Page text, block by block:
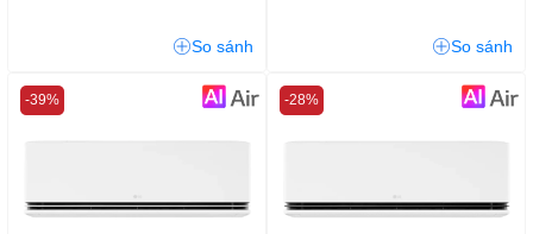
So sánh So sánh
-39% -28%